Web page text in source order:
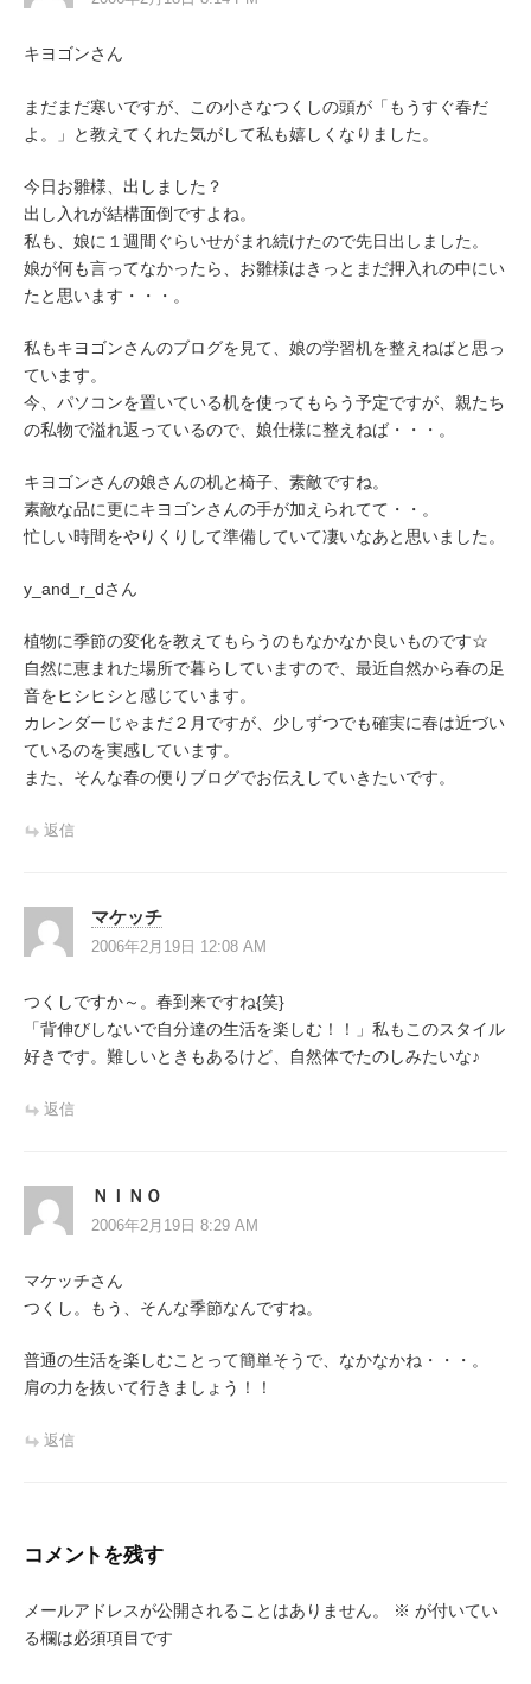
キヨゴンさん
まだまだ寒いですが、この小さなつくしの頭が「もうすぐ春だ
よ。」と教えてくれた気がして私も嬉しくなりました。
今日お雛様、出しました？
出し入れが結構面倒ですよね。
私も、娘に１週間ぐらいせがまれ続けたので先日出しました。
娘が何も言ってなかったら、お雛様はきっとまだ押入れの中にい
たと思います・・・。
私もキヨゴンさんのブログを見て、娘の学習机を整えねばと思っ
ています。
今、パソコンを置いている机を使ってもらう予定ですが、親たち
の私物で溢れ返っているので、娘仕様に整えねば・・・。
キヨゴンさんの娘さんの机と椅子、素敵ですね。
素敵な品に更にキヨゴンさんの手が加えられてて・・。
忙しい時間をやりくりして準備していて凄いなあと思いました。
y_and_r_dさん
植物に季節の変化を教えてもらうのもなかなか良いものです☆
自然に恵まれた場所で暮らしていますので、最近自然から春の足
音をヒシヒシと感じています。
カレンダーじゃまだ２月ですが、少しずつでも確実に春は近づい
ているのを実感しています。
また、そんな春の便りブログでお伝えしていきたいです。
返信
マケッチ
2006年2月19日 12:08 AM
つくしですか～。春到来ですね{笑}
「背伸びしないで自分達の生活を楽しむ！！」私もこのスタイル
好きです。難しいときもあるけど、自然体でたのしみたいな♪
返信
ＮＩＮＯ
2006年2月19日 8:29 AM
マケッチさん
つくし。もう、そんな季節なんですね。
普通の生活を楽しむことって簡単そうで、なかなかね・・・。
肩の力を抜いて行きましょう！！
返信
コメントを残す
メールアドレスが公開されることはありません。 ※ が付いてい
る欄は必須項目です